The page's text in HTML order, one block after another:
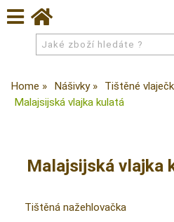
Home Nášivky Tištěné
Malajsijská vlajka kulatá
Malajsijská vlajka
Tištěná nažehlovačka